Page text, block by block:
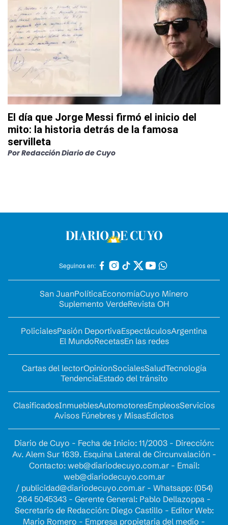
El día que Jorge Messi firmó el inicio del
mito: la historia detrás de la famosa
servilleta
PorRedacción Diario de Cuyo
Seguinos en:
San JuanPolíticaEconomíaCuyo Minero
Suplemento VerdeRevista OH
PolicialesPasión DeportivaEspectáculosArgentina
El MundoRecetasEn las redes
Cartas del lectorOpinionSocialesSaludTecnología
TendenciaEstado del tránsito
ClasificadosInmueblesAutomotoresEmpleosServicios
Avisos Fúnebres y MisasEdictos
Diario de Cuyo - Fecha de Inicio: 11/2003 - Dirección:
Av. Alem Sur 1639. Esquina Lateral de Circunvalación -
Contacto: web@diariodecuyo.com.ar- Email:
web@diariodecuyo.com.ar
/ publicidad@diariodecuyo.com.ar- Whatsapp: (054)
264 5045343 - Gerente General: Pablo Dellazoppa -
Secretario de Redacción: Diego Castillo - Editor Web:
Mario Romero - Empresa propietaria del medio -